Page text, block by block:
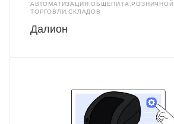
АВТОМАТИЗАЦИЯ ОБЩЕПИТА,РОЗНИЧНОЙ
ТОРГОВЛИ,СКЛАДОВ
Далион